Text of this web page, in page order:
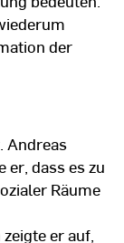
der
Andreas
er, dass es zu
Räume
er auf,